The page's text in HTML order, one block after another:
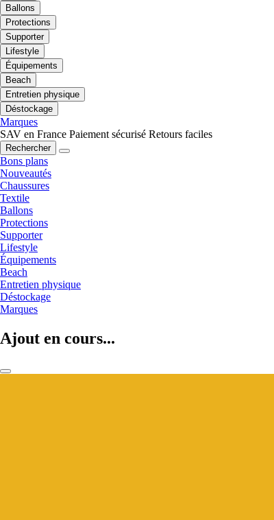
Ballons
Protections
Supporter
Lifestyle
Équipements
Beach
Entretien physique
Déstockage
Marques
SAV en France Paiement sécurisé Retours faciles
Rechercher
Bons plans
Nouveautés
Chaussures
Textile
Ballons
Protections
Supporter
Lifestyle
Équipements
Beach
Entretien physique
Déstockage
Marques
Ajout en cours...